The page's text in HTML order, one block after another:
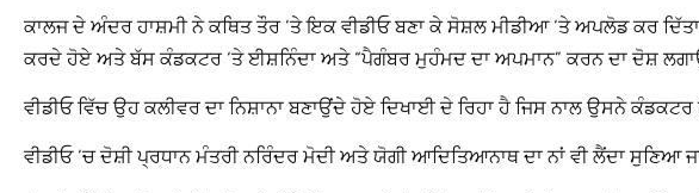
ਕਾਲਜ ਦੇ ਅੰਦਰ ਹਾਸ਼ਮੀ ਨੇ ਕਥਿਤ ਤੌਰ ‘ਤੇ ਇਕ ਵੀਡੀਓ ਬਣਾ ਕੇ ਸੋਸ਼ਲ ਮੀਡੀਆ ‘ਤੇ ਅਪਲੋਡ ਕਰ
ਕਰਦੇ ਹੋਏ ਅਤੇ ਬੱਸ ਕੰਡਕਟਰ ‘ਤੇ ਈਸ਼ਨਿੰਦਾ ਅਤੇ “ਪੈਗੰਬਰ ਮੁਹੰਮਦ ਦਾ ਅਪਮਾਨ” ਕਰਨ ਦਾ ਦੋਸ਼
ਵੀਡੀਓ ਵਿੱਚ ਉਹ ਕਲੀਵਰ ਦਾ ਨਿਸ਼ਾਨਾ ਬਣਾਉਂਦੇ ਹੋਏ ਦਿਖਾਈ ਦੇ ਰਿਹਾ ਹੈ ਜਿਸ ਨਾਲ ਉਸਨੇ ਕੰਡਕਟਰ
ਵੀਡੀਓ ‘ਚ ਦੋਸ਼ੀ ਪ੍ਰਧਾਨ ਮੰਤਰੀ ਨਰਿੰਦਰ ਮੋਦੀ ਅਤੇ ਯੋਗੀ ਆਦਿਤਿਆਨਾਥ ਦਾ ਨਾਂ ਵੀ ਲੈਂਦਾ ਸੁਣਿਆ